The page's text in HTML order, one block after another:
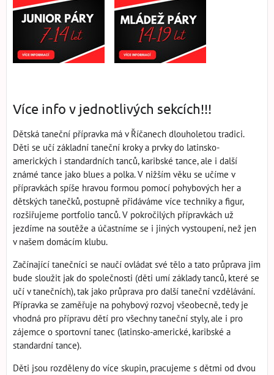
Více info v jednotlivých sekcích!!!
Dětská taneční přípravka má v Říčanech dlouholetou tradici.
Děti se učí základní taneční kroky a prvky do latinsko-
amerických i standardních tanců, karibské tance, ale i další
známé tance jako blues a polka. V nižším věku se učíme v
přípravkách spíše hravou formou pomocí pohybových her a
dětských tanečků, postupně přidáváme více techniky a figur,
rozšiřujeme portfolio tanců. V pokročilých přípravkách už
jezdíme na soutěže a účastníme se i jiných vystoupení, než jen
v našem domácím klubu.
Začínající tanečníci se naučí ovládat své tělo a tato průprava jim
bude sloužit jak do společnosti (děti umí základy tanců, které se
učí v tanečních), tak jako průprava pro další taneční vzdělávání.
Přípravka se zaměřuje na pohybový rozvoj všeobecně, tedy je
vhodná pro přípravu dětí pro všechny taneční styly, ale i pro
zájemce o sportovní tanec (latinsko-americké, karibské a
standardní tance).
Děti jsou rozděleny do více skupin, pracujeme s dětmi od dvou